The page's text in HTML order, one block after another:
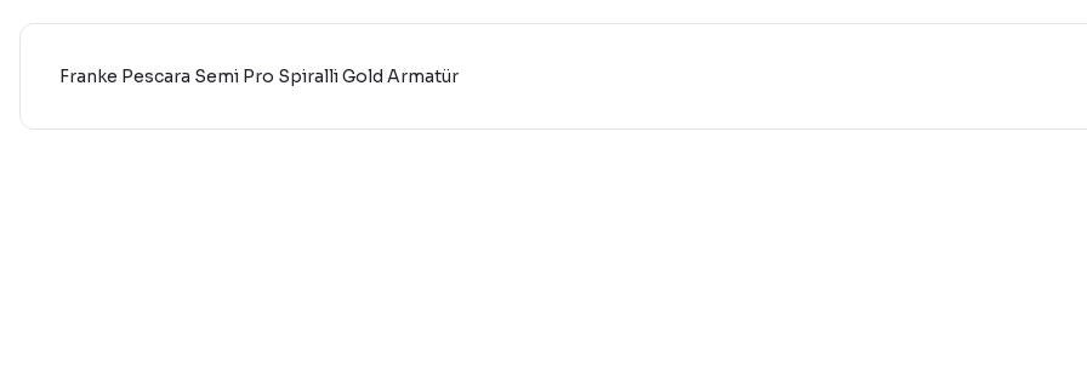
Franke Pescara Semi Pro Spiralli Gold Armatür